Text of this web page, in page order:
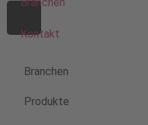
Kontakt
Branchen
Produkte